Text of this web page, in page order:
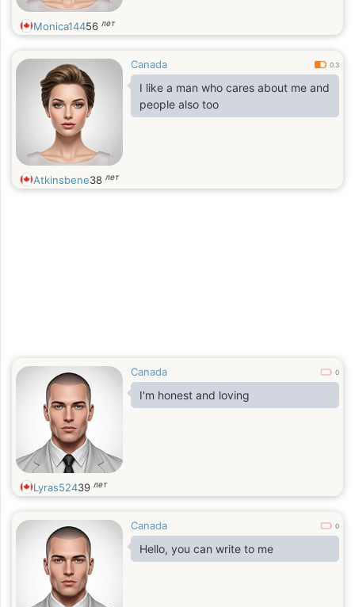
Monica14456 лет
Canada 0.3
I like a man who cares about me and
people also too
Atkinsbene38 лет
Canada 0
I'm honest and loving
Lyras52439 лет
Canada 0
Hello, you can write to me